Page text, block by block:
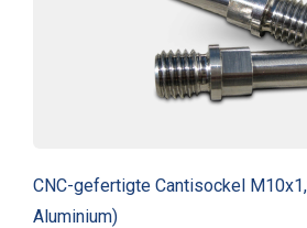
CNC-gefertigte Cantisockel
Aluminium)